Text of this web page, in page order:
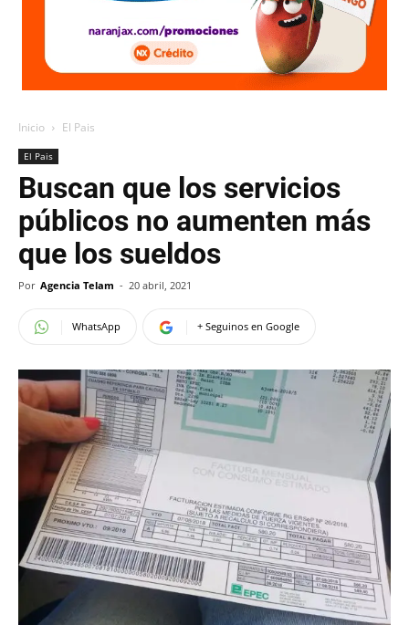
Inicio El Pais
El Pais
Buscan que los servicios
públicos no aumenten más
que los sueldos
Por Agencia Telam - 20 abril, 2021
WhatsApp + Seguinos en Google